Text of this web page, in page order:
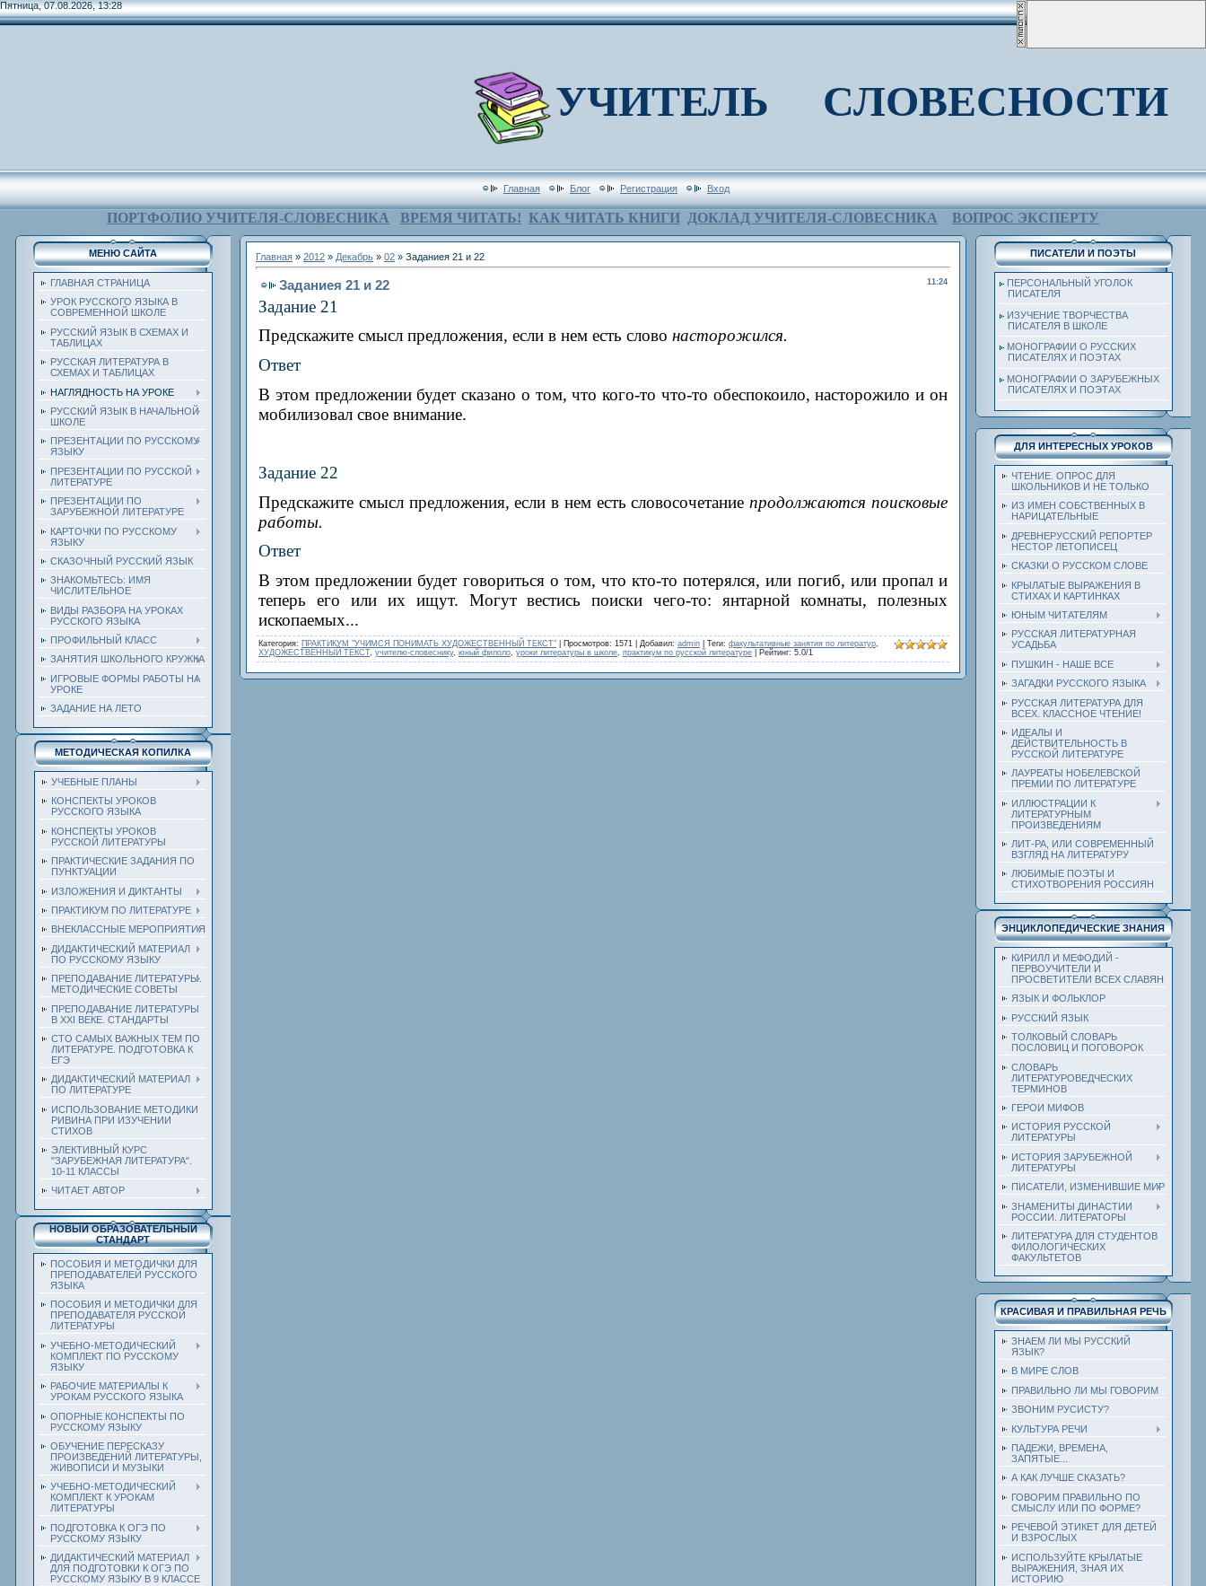
Пятница, 07.08.2026, 13:28
УЧИТЕЛЬ СЛОВЕСНОСТИ
Главная Блог Регистрация Вход
ПОРТФОЛИО УЧИТЕЛЯ-СЛОВЕСНИКА ВРЕМЯ ЧИТАТЬ! КАК ЧИТАТЬ КНИГИ ДОКЛАД УЧИТЕЛЯ-СЛОВЕСНИКА ВОПРОС ЭКСПЕРТУ
МЕНЮ САЙТА
ГЛАВНАЯ СТРАНИЦА
УРОК РУССКОГО ЯЗЫКА В
СОВРЕМЕННОЙ ШКОЛЕ
РУССКИЙ ЯЗЫК В СХЕМАХ И
ТАБЛИЦАХ
РУССКАЯ ЛИТЕРАТУРА В
СХЕМАХ И ТАБЛИЦАХ
НАГЛЯДНОСТЬ НА УРОКЕ
РУССКИЙ ЯЗЫК В НАЧАЛЬНОЙ
ШКОЛЕ
ПРЕЗЕНТАЦИИ ПО РУССКОМУ
ЯЗЫКУ
ПРЕЗЕНТАЦИИ ПО РУССКОЙ
ЛИТЕРАТУРЕ
ПРЕЗЕНТАЦИИ ПО
ЗАРУБЕЖНОЙ ЛИТЕРАТУРЕ
КАРТОЧКИ ПО РУССКОМУ
ЯЗЫКУ
СКАЗОЧНЫЙ РУССКИЙ ЯЗЫК
ЗНАКОМЬТЕСЬ: ИМЯ
ЧИСЛИТЕЛЬНОЕ
ВИДЫ РАЗБОРА НА УРОКАХ
РУССКОГО ЯЗЫКА
ПРОФИЛЬНЫЙ КЛАСС
ЗАНЯТИЯ ШКОЛЬНОГО КРУЖКА
ИГРОВЫЕ ФОРМЫ РАБОТЫ НА
УРОКЕ
ЗАДАНИЕ НА ЛЕТО
МЕТОДИЧЕСКАЯ КОПИЛКА
УЧЕБНЫЕ ПЛАНЫ
КОНСПЕКТЫ УРОКОВ
РУССКОГО ЯЗЫКА
КОНСПЕКТЫ УРОКОВ
РУССКОЙ ЛИТЕРАТУРЫ
ПРАКТИЧЕСКИЕ ЗАДАНИЯ ПО
ПУНКТУАЦИИ
ИЗЛОЖЕНИЯ И ДИКТАНТЫ
ПРАКТИКУМ ПО ЛИТЕРАТУРЕ
ВНЕКЛАССНЫЕ МЕРОПРИЯТИЯ
ДИДАКТИЧЕСКИЙ МАТЕРИАЛ
ПО РУССКОМУ ЯЗЫКУ
ПРЕПОДАВАНИЕ ЛИТЕРАТУРЫ.
МЕТОДИЧЕСКИЕ СОВЕТЫ
ПРЕПОДАВАНИЕ ЛИТЕРАТУРЫ
В XXI ВЕКЕ. СТАНДАРТЫ
СТО САМЫХ ВАЖНЫХ ТЕМ ПО
ЛИТЕРАТУРЕ. ПОДГОТОВКА К
ЕГЭ
ДИДАКТИЧЕСКИЙ МАТЕРИАЛ
ПО ЛИТЕРАТУРЕ
ИСПОЛЬЗОВАНИЕ МЕТОДИКИ
РИВИНА ПРИ ИЗУЧЕНИИ
СТИХОВ
ЭЛЕКТИВНЫЙ КУРС
"ЗАРУБЕЖНАЯ ЛИТЕРАТУРА".
10-11 КЛАССЫ
ЧИТАЕТ АВТОР
НОВЫЙ ОБРАЗОВАТЕЛЬНЫЙ
СТАНДАРТ
ПОСОБИЯ И МЕТОДИЧКИ ДЛЯ
ПРЕПОДАВАТЕЛЕЙ РУССКОГО
ЯЗЫКА
ПОСОБИЯ И МЕТОДИЧКИ ДЛЯ
ПРЕПОДАВАТЕЛЯ РУССКОЙ
ЛИТЕРАТУРЫ
УЧЕБНО-МЕТОДИЧЕСКИЙ
КОМПЛЕКТ ПО РУССКОМУ
ЯЗЫКУ
РАБОЧИЕ МАТЕРИАЛЫ К
УРОКАМ РУССКОГО ЯЗЫКА
ОПОРНЫЕ КОНСПЕКТЫ ПО
РУССКОМУ ЯЗЫКУ
ОБУЧЕНИЕ ПЕРЕСКАЗУ
ПРОИЗВЕДЕНИЙ ЛИТЕРАТУРЫ,
ЖИВОПИСИ И МУЗЫКИ
УЧЕБНО-МЕТОДИЧЕСКИЙ
КОМПЛЕКТ К УРОКАМ
ЛИТЕРАТУРЫ
ПОДГОТОВКА К ОГЭ ПО
РУССКОМУ ЯЗЫКУ
ДИДАКТИЧЕСКИЙ МАТЕРИАЛ
ДЛЯ ПОДГОТОВКИ К ОГЭ ПО
РУССКОМУ ЯЗЫКУ В 9 КЛАССЕ
Главная » 2012 » Декабрь » 02 » Заданиея 21 и 22
11:24
Заданиея 21 и 22
Задание 21
Предскажите смысл предложения, если в нем есть слово нас­торожился.
Ответ
В этом предложении будет сказано о том, что кого-то что-то обеспокоило, насторожило и он
мобилизовал свое внимание.
Задание 22
Предскажите смысл предложения, если в нем есть сло­восочетание продолжаются поисковые
работы.
Ответ
В этом предложении будет говориться о том, что кто-то потерялся, или погиб, или пропал и
теперь его или их ищут. Могут вестись поиски чего-то: янтарной комнаты, полезных
ископаемых...
Категория: ПРАКТИКУМ "УЧИМСЯ ПОНИМАТЬ ХУДОЖЕСТВЕННЫЙ ТЕКСТ" Просмотров: 1571 | Добавил: admin Теги: факультативные занятия по литератур
ХУДОЖЕСТВЕННЫЙ ТЕКСТ, учителю-словеснику, юный филоло уроки литературы в школе практикум по русской литературе Рейтинг: 5.0/1
ПИСАТЕЛИ И ПОЭТЫ
ПЕРСОНАЛЬНЫЙ УГОЛОК
ПИСАТЕЛЯ
ИЗУЧЕНИЕ ТВОРЧЕСТВА
ПИСАТЕЛЯ В ШКОЛЕ
МОНОГРАФИИ О РУССКИХ
ПИСАТЕЛЯХ И ПОЭТАХ
МОНОГРАФИИ О ЗАРУБЕЖНЫХ
ПИСАТЕЛЯХ И ПОЭТАХ
ДЛЯ ИНТЕРЕСНЫХ УРОКОВ
ЧТЕНИЕ. ОПРОС ДЛЯ
ШКОЛЬНИКОВ И НЕ ТОЛЬКО
ИЗ ИМЕН СОБСТВЕННЫХ В
НАРИЦАТЕЛЬНЫЕ
ДРЕВНЕРУССКИЙ РЕПОРТЕР
НЕСТОР ЛЕТОПИСЕЦ
СКАЗКИ О РУССКОМ СЛОВЕ
КРЫЛАТЫЕ ВЫРАЖЕНИЯ В
СТИХАХ И КАРТИНКАХ
ЮНЫМ ЧИТАТЕЛЯМ
РУССКАЯ ЛИТЕРАТУРНАЯ
УСАДЬБА
ПУШКИН - НАШЕ ВСЕ
ЗАГАДКИ РУССКОГО ЯЗЫКА
РУССКАЯ ЛИТЕРАТУРА ДЛЯ
ВСЕХ. КЛАССНОЕ ЧТЕНИЕ!
ИДЕАЛЫ И
ДЕЙСТВИТЕЛЬНОСТЬ В
РУССКОЙ ЛИТЕРАТУРЕ
ЛАУРЕАТЫ НОБЕЛЕВСКОЙ
ПРЕМИИ ПО ЛИТЕРАТУРЕ
ИЛЛЮСТРАЦИИ К
ЛИТЕРАТУРНЫМ
ПРОИЗВЕДЕНИЯМ
ЛИТ-РА, ИЛИ СОВРЕМЕННЫЙ
ВЗГЛЯД НА ЛИТЕРАТУРУ
ЛЮБИМЫЕ ПОЭТЫ И
СТИХОТВОРЕНИЯ РОССИЯН
ЭНЦИКЛОПЕДИЧЕСКИЕ ЗНАНИЯ
КИРИЛЛ И МЕФОДИЙ -
ПЕРВОУЧИТЕЛИ И
ПРОСВЕТИТЕЛИ ВСЕХ СЛАВЯН
ЯЗЫК И ФОЛЬКЛОР
РУССКИЙ ЯЗЫК
ТОЛКОВЫЙ СЛОВАРЬ
ПОСЛОВИЦ И ПОГОВОРОК
СЛОВАРЬ
ЛИТЕРАТУРОВЕДЧЕСКИХ
ТЕРМИНОВ
ГЕРОИ МИФОВ
ИСТОРИЯ РУССКОЙ
ЛИТЕРАТУРЫ
ИСТОРИЯ ЗАРУБЕЖНОЙ
ЛИТЕРАТУРЫ
ПИСАТЕЛИ, ИЗМЕНИВШИЕ МИР
ЗНАМЕНИТЫ ДИНАСТИИ
РОССИИ. ЛИТЕРАТОРЫ
ЛИТЕРАТУРА ДЛЯ СТУДЕНТОВ
ФИЛОЛОГИЧЕСКИХ
ФАКУЛЬТЕТОВ
КРАСИВАЯ И ПРАВИЛЬНАЯ РЕЧЬ
ЗНАЕМ ЛИ МЫ РУССКИЙ
ЯЗЫК?
В МИРЕ СЛОВ
ПРАВИЛЬНО ЛИ МЫ ГОВОРИМ
ЗВОНИМ РУСИСТУ?
КУЛЬТУРА РЕЧИ
ПАДЕЖИ, ВРЕМЕНА,
ЗАПЯТЫЕ...
А КАК ЛУЧШЕ СКАЗАТЬ?
ГОВОРИМ ПРАВИЛЬНО ПО
СМЫСЛУ ИЛИ ПО ФОРМЕ?
РЕЧЕВОЙ ЭТИКЕТ ДЛЯ ДЕТЕЙ
И ВЗРОСЛЫХ
ИСПОЛЬЗУЙТЕ КРЫЛАТЫЕ
ВЫРАЖЕНИЯ, ЗНАЯ ИХ
ИСТОРИЮ